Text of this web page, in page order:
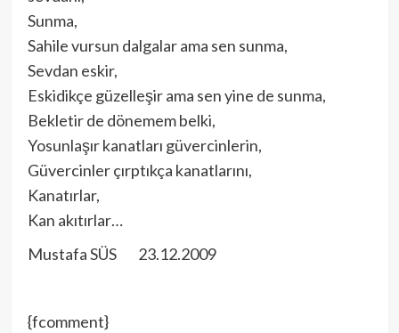
Sunma,
Sahile vursun dalgalar ama sen sunma,
Sevdan eskir,
Eskidikçe güzelleşir ama sen yine de sunma,
Bekletir de dönemem belki,
Yosunlaşır kanatları güvercinlerin,
Güvercinler çırptıkça kanatlarını,
Kanatırlar,
Kan akıtırlar…
Mustafa SÜS 23.12.2009
{fcomment}